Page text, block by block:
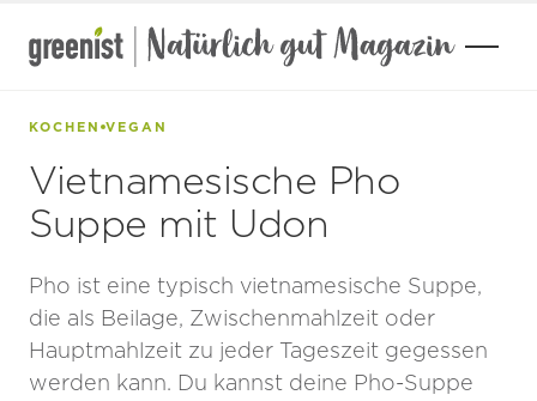
Inhalt
GARTEN
KOCHEN VEGAN
Vietnamesische Pho
Suppe mit Udon
Pho ist eine typisch vietnamesische Suppe,
die als Beilage, Zwischenmahlzeit oder
Hauptmahlzeit zu jeder Tageszeit gegessen
werden kann. Du kannst deine Pho-Suppe